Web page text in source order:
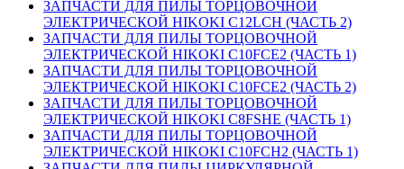
ЗАПЧАСТИ ДЛЯ ПИЛЫ ТОРЦОВОЧНОЙ
ЭЛЕКТРИЧЕСКОЙ HIKOKI C12LCH (ЧАСТЬ 2)
ЗАПЧАСТИ ДЛЯ ПИЛЫ ТОРЦОВОЧНОЙ
ЭЛЕКТРИЧЕСКОЙ HIKOKI C10FCE2 (ЧАСТЬ 1)
ЗАПЧАСТИ ДЛЯ ПИЛЫ ТОРЦОВОЧНОЙ
ЭЛЕКТРИЧЕСКОЙ HIKOKI C10FCE2 (ЧАСТЬ 2)
ЗАПЧАСТИ ДЛЯ ПИЛЫ ТОРЦОВОЧНОЙ
ЭЛЕКТРИЧЕСКОЙ HIKOKI C8FSHE (ЧАСТЬ 1)
ЗАПЧАСТИ ДЛЯ ПИЛЫ ТОРЦОВОЧНОЙ
ЭЛЕКТРИЧЕСКОЙ HIKOKI C10FCH2 (ЧАСТЬ 1)